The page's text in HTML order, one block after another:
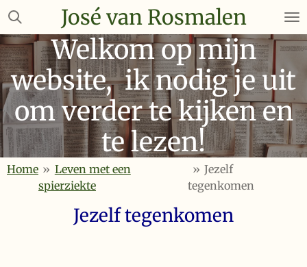
Ga
naar
de
hoofdinhoud
José van Rosmalen
Welkom op mijn
website, ik nodig je uit
om verder te kijken en
te lezen!
Home » Leven met een
spierziekte
» Jezelf
tegenkomen
Jezelf tegenkomen